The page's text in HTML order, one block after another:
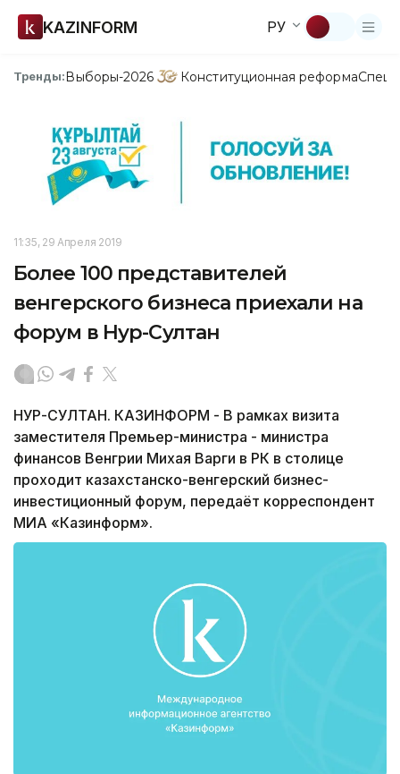
KAZINFORM РУ
Тренды:Выборы-2026 Конституционная реформа
11:35, 29 Апреля 2019
Более 100 представителей
венгерского бизнеса приехали на
форум в Нур-Султан
НУР-СУЛТАН. КАЗИНФОРМ - В рамках визита
заместителя Премьер-министра - министра
финансов Венгрии Михая Варги в РК в столице
проходит казахстанско-венгерский бизнес-
инвестиционный форум, передаёт корреспондент
МИА «Казинформ».